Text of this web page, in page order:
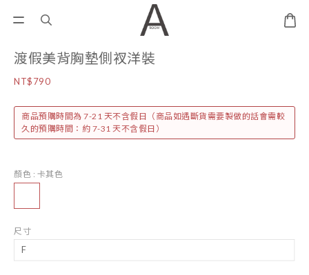
渡假美背胸墊側衩洋裝
NT$790
商品預購時間為 7-21 天不含假日（商品如遇斷貨需要製做的話會需較
久的預購時間：約 7-31 天不含假日）
顏色 : 卡其色
尺寸